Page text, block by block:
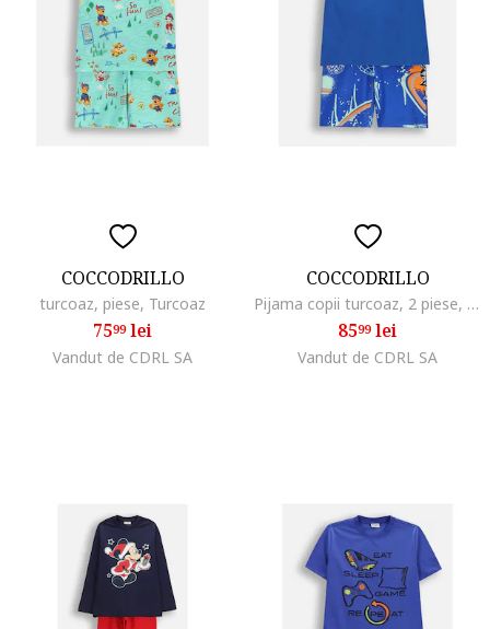
COCCODRILLO
turcoaz, piese, Turcoaz
7599lei
Vandut de CDRL SA
COCCODRILLO
Pijama copii turcoaz, 2 piese, bumbac, Albastru
8599lei
Vandut de CDRL SA